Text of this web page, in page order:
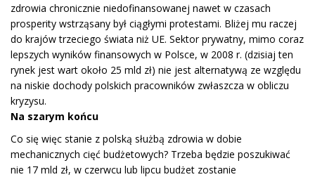
zdrowia chronicznie niedofinansowanej nawet w czasach
prosperity wstrząsany był ciągłymi protestami. Bliżej mu raczej
do krajów trzeciego świata niż UE. Sektor prywatny, mimo coraz
lepszych wyników finansowych w Polsce, w 2008 r. (dzisiaj ten
rynek jest wart około 25 mld zł) nie jest alternatywą ze względu
na niskie dochody polskich pracowników zwłaszcza w obliczu
kryzysu.
Na szarym końcu
Co się więc stanie z polską służbą zdrowia w dobie
mechanicznych cięć budżetowych? Trzeba będzie poszukiwać
nie 17 mld zł, w czerwcu lub lipcu budżet zostanie